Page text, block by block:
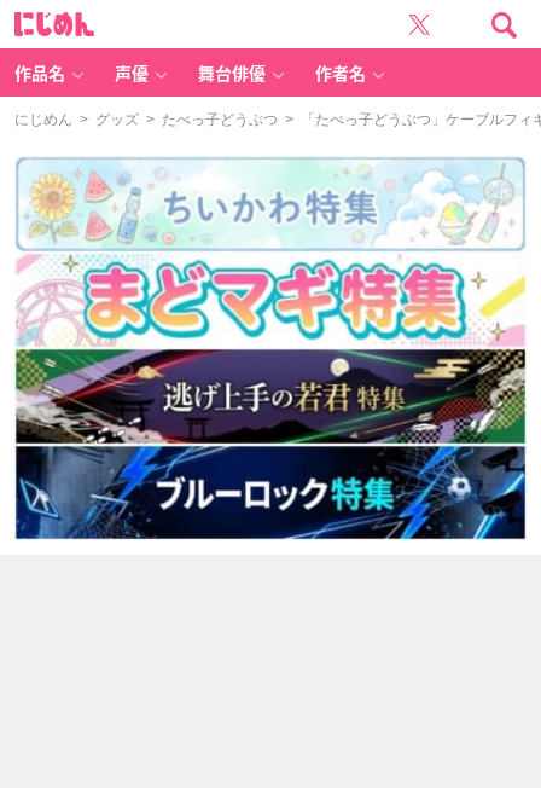
作品名 声優 舞台俳優 作者名
にじめん > グッズ > たべっ子どうぶつ > 「たべっ子どうぶつ」ケーブルフ